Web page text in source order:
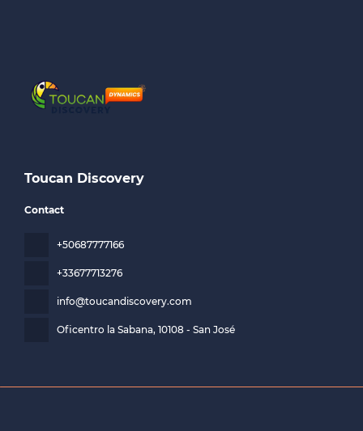
Toucan Discovery
Contact
+50687777166
+33677713276
info@toucandiscovery.com
Oficentro la Sabana, 10108 - San José